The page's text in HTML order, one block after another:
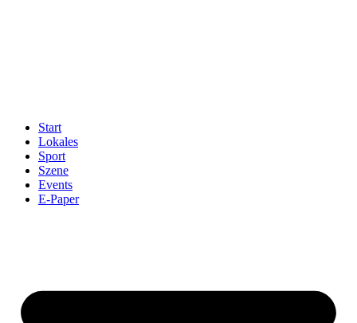
Start
Lokales
Sport
Szene
Events
E-Paper